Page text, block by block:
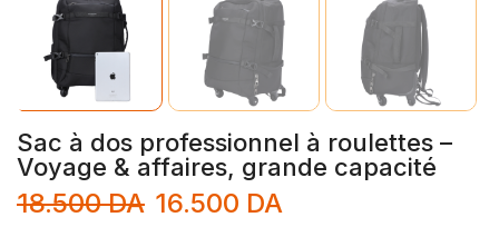
Sac à dos professionnel à roulettes –
Voyage & affaires, grande capacité
18.500DA 16.500 DA